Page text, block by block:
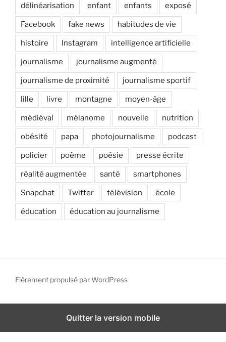
délinéarisation enfant enfants exposé
Facebook fake news habitudes de vie
histoire Instagram intelligence artificielle
journalisme journalisme augmenté
journalisme de proximité journalisme sportif
lille livre montagne moyen-âge
médiéval mélanome nouvelle nutrition
obésité papa photojournalisme podcast
policier poème poésie presse écrite
réalité augmentée santé smartphones
Snapchat Twitter télévision école
éducation éducation au journalisme
Fièrement propulsé par WordPress
Quitter la version mobile